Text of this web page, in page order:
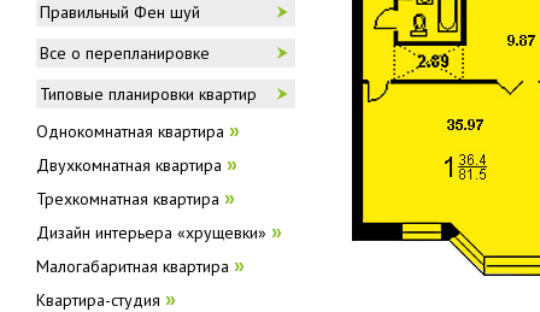
Правильный Фен шуй
Все о перепланировке
Типовые планировки квартир
Однокомнатная квартира »
Двухкомнатная квартира »
Трехкомнатная квартира »
Дизайн интерьера «хрущевки» »
Малогабаритная квартира »
Квартира-студия »